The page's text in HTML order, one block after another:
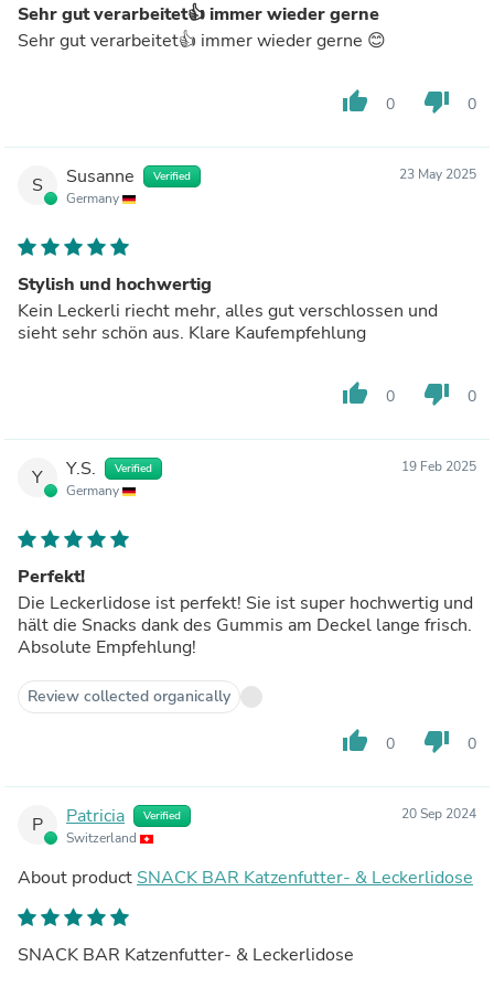
Sehr gut verarbeitet👍 immer wieder gerne
Sehr gut verarbeitet👍 immer wieder gerne 😊
thumb_up 0 thumb_down 0
S Susanne Verified
Germany
23 May 2025
Stylish und hochwertig
Kein Leckerli riecht mehr, alles gut verschlossen und
sieht sehr schön aus. Klare Kaufempfehlung
thumb_up 0 thumb_down 0
Y Y.S. Verified
Germany
19 Feb 2025
Perfekt!
Die Leckerlidose ist perfekt! Sie ist super hochwertig und
hält die Snacks dank des Gummis am Deckel lange frisch.
Absolute Empfehlung!
Review collected organically
thumb_up 0 thumb_down 0
P Patricia Verified
Switzerland
20 Sep 2024
About product SNACK BAR Katzenfutter- & Leckerlidose
SNACK BAR Katzenfutter- & Leckerlidose